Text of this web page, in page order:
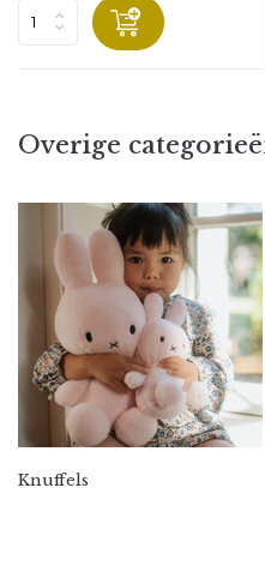
Overige
Knuffels